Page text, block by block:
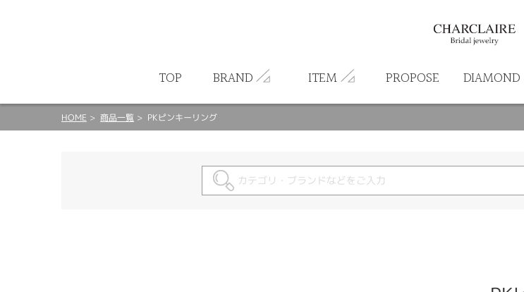
TOP BRAND ITEM PROPOSE DIAMOND
HOME 商品一覧 PKピンキーリング